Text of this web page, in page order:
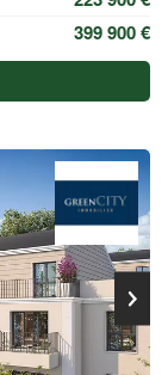
399 900 €